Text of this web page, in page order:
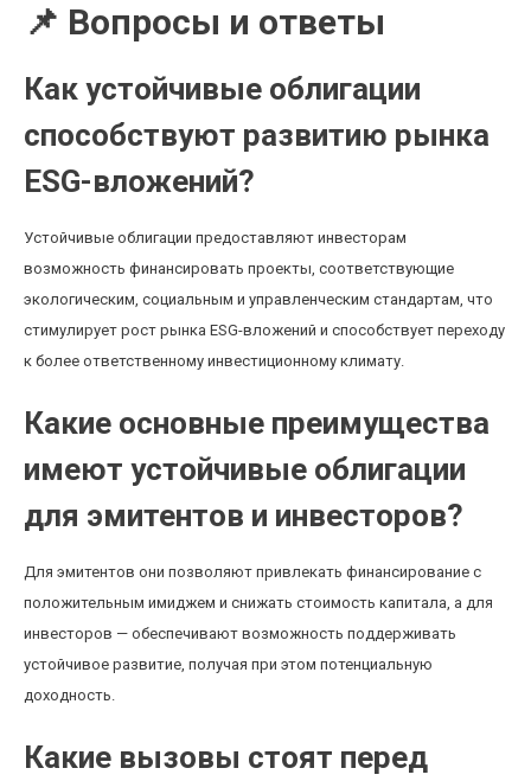
📌 Вопросы и ответы
Как устойчивые облигации
способствуют развитию рынка
ESG-вложений?
Устойчивые облигации предоставляют инвесторам
возможность финансировать проекты, соответствующие
экологическим, социальным и управленческим стандартам, что
стимулирует рост рынка ESG-вложений и способствует переходу
к более ответственному инвестиционному климату.
Какие основные преимущества
имеют устойчивые облигации
для эмитентов и инвесторов?
Для эмитентов они позволяют привлекать финансирование с
положительным имиджем и снижать стоимость капитала, а для
инвесторов — обеспечивают возможность поддерживать
устойчивое развитие, получая при этом потенциальную
доходность.
Какие вызовы стоят перед